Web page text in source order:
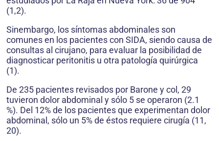
(1,2).
Sinembargo, los síntomas abdominales son
comunes en los pacientes con SIDA, siendo causa de
consultas al cirujano, para evaluar la posibilidad de
diagnosticar peritonitis u otra patología quirúrgica
(1).
De 235 pacientes revisados por Barone y col, 29
tuvieron dolor abdominal y sólo 5 se operaron (2.1
%). Del 12% de los pacientes que experimentan dolor
abdominal, sólo un 5% de éstos requiere cirugía (11,
20).